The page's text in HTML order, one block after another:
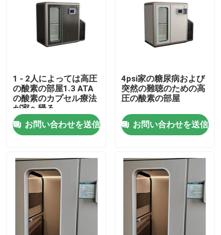
ビデオ
私達について
工場旅行
品質管理
引用を要求しなさい
HBOTの高圧酸素室
高圧酸素室の鉱泉
逆の老化する高圧酸素室
1 - 2人によっては高圧
の酸素の部屋1.3 ATA
の酸素のカプセル療法
が家へ帰る
お問い合わせを送信
4psi家の糖尿病および
突然の難聴のための高
圧の酸素の部屋
お問い合わせを送信